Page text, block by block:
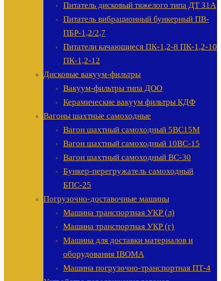
Питатель дисковый тяжелого типа ДТ 31А
Питатель вибрационный бункерный ПВ-
ПБР-1,2/2,7
Питатели качающиеся ПК-1,2-8 ПК-1,2-10
ПК-1,2-12
Дисковые вакуум-фильтры
Вакуум-фильтры типа ДОО
Керамические вакуум фильтры КДФ
Вагоны шахтные самоходные
Вагон шахтный самоходный 5ВС15М
Вагон шахтный самоходный 10ВС-15
Вагон шахтный самоходный ВС-30
Бункер-перегружатель самоходный
БПС-25
Погрузочно-доставочные машины
Машина транспортная УКР (л)
Машина транспортная УКР (г)
Машина для доставки материалов и
оборудования IBOMA
Машина погрузочно-транспортная ПТ-4